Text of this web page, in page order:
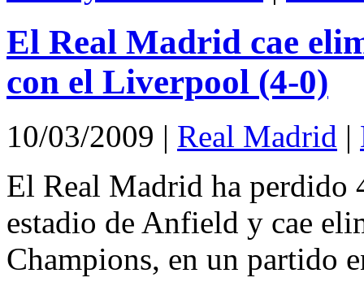
El Real Madrid cae
con el Liverpool (4-0)
10/03/2009 | Real Madrid |
El Real Madrid ha perdido
estadio de Anfield y cae
Champions, en un partido